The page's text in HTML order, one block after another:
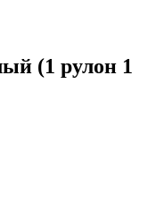
(1 рулон 1